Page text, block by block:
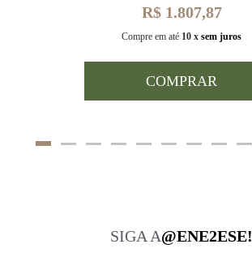
R$ 1.807,87
Compre em até 10 x sem juros
COMPRAR
SIGA A@ENE2ESE!